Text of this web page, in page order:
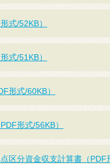
式/52KB）
式/51KB）
形式/60KB）
形式/56KB）
区分資金収支計算書（PDF